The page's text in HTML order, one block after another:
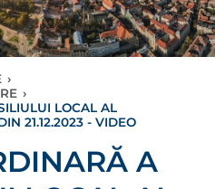
›
›
LOCAL AL
21.12.2023 - VIDEO
A